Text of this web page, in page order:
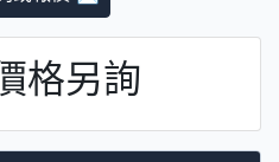
格另詢